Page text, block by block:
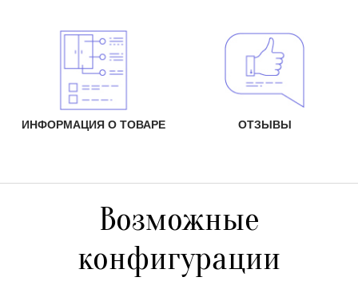
ИНФОРМАЦИЯ О ТОВАРЕ ОТЗЫВЫ
Возможные
конфигурации